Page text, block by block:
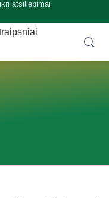
atsiliepimai